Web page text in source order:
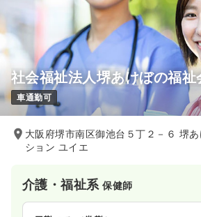
社会福祉法人堺あけぼの福祉
車通勤可
大阪府堺市南区御池台５丁２－６ 堺
ション ユイエ
介護・福祉系保健師